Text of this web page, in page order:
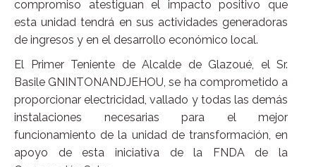
compromiso atestiguan el impacto positivo que
esta unidad tendrá en sus actividades generadoras
de ingresos y en el desarrollo económico local.
El Primer Teniente de Alcalde de Glazoué, el Sr.
Basile GNINTONANDJEHOU, se ha comprometido a
proporcionar electricidad, vallado y todas las demás
instalaciones necesarias para el mejor
funcionamiento de la unidad de transformación, en
apoyo de esta iniciativa de la FNDA de la